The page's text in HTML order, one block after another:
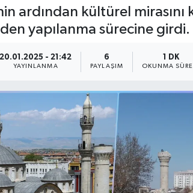
ardından kültürel mirasını
yapılanma sürecine girdi.
20.01.2025 - 21:42
YAYINLANMA
6
PAYLAŞIM
1 DK
OKUNMA